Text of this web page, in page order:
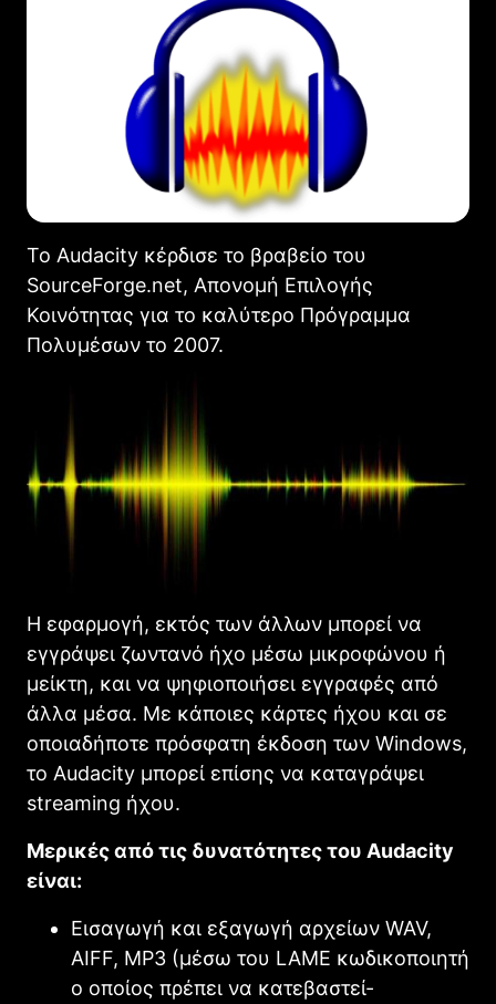
Το Audacity κέρδισε το βραβείο του
SourceForge.net, Απονομή Επιλογής
Κοινότητας για το καλύτερο Πρόγραμμα
Πολυμέσων το 2007.
Η εφαρμογή, εκτός των άλλων μπορεί να
εγγράψει ζωντανό ήχο μέσω μικροφώνου ή
μείκτη, και να ψηφιοποιήσει εγγραφές από
άλλα μέσα. Με κάποιες κάρτες ήχου και σε
οποιαδήποτε πρόσφατη έκδοση των Windows,
το Audacity μπορεί επίσης να καταγράψει
streaming ήχου.
Μερικές από τις δυνατότητες του Audacity
είναι:
Εισαγωγή και εξαγωγή αρχείων WAV,
AIFF, MP3 (μέσω του LAME κωδικοποιητή
ο οποίος πρέπει να κατεβαστεί-